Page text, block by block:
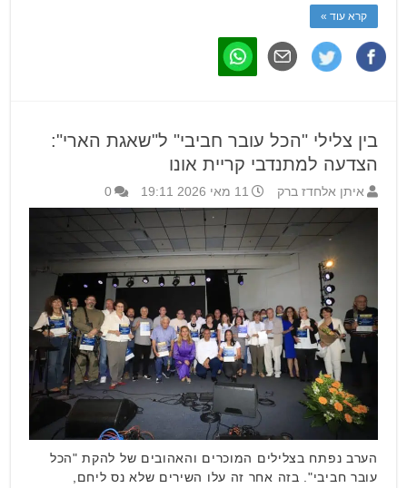
קרא עוד »
בין צלילי "הכל עובר חביבי" ל"שאגת הארי":
הצדעה למתנדבי קריית אונו
איתן אלחדז ברק 11 מאי 2026 19:11 0
הערב נפתח בצלילים המוכרים והאהובים של להקת "הכל
עובר חביבי". בזה אחר זה עלו השירים שלא נס ליחם,